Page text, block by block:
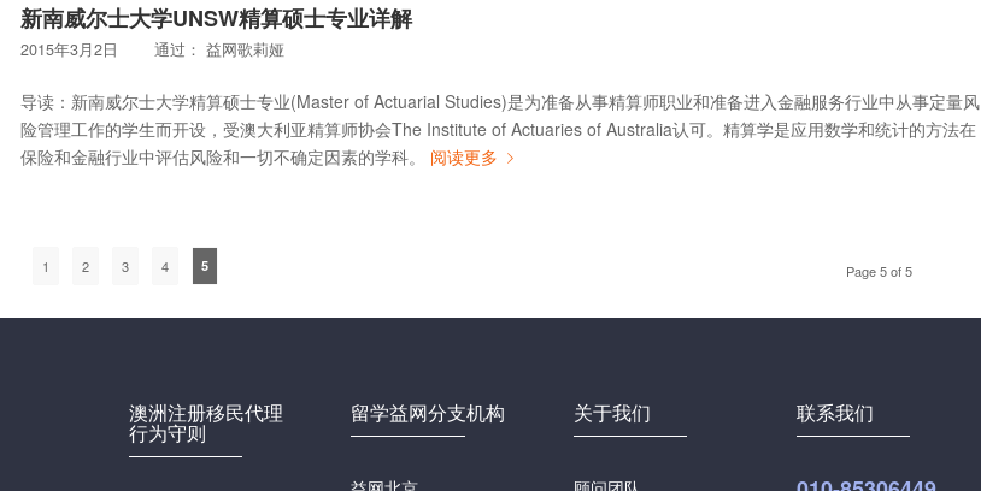
新南威尔士大学UNSW精算硕士专业详解
2015年3月2日 通过： 益网歌莉娅
导读：新南威尔士大学精算硕士专业(Master of Actuarial Studies)是为准备从事精算师职业和准备进入金融服务行业中从事定量风
险管理工作的学生而开设，受澳大利亚精算师协会The Institute of Actuaries of Australia认可。精算学是应用数学和统计的方法在
保险和金融行业中评估风险和一切不确定因素的学科。 阅读更多
Page 5 of 5
1 2 3 4 5
澳洲注册移民代理
行为守则
留学益网分支机构 关于我们 联系我们